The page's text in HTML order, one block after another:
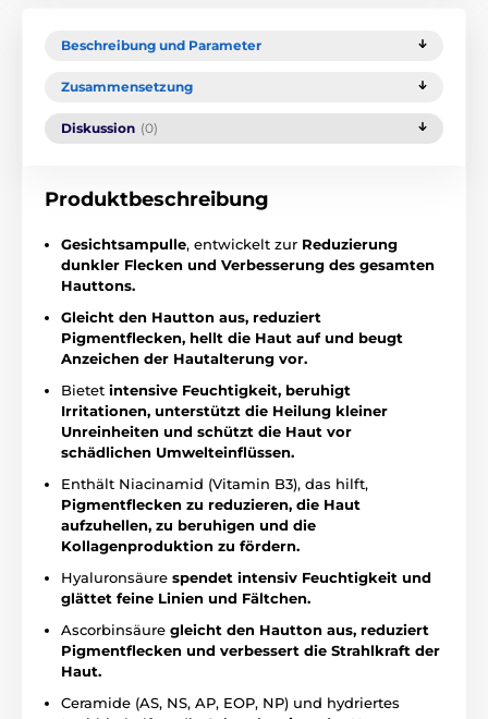
Beschreibung und Parameter
Zusammensetzung
Diskussion (0)
Produktbeschreibung
Gesichtsampulle, entwickelt zur Reduzierung
dunkler Flecken und Verbesserung des gesamten
Hauttons.
Gleicht den Hautton aus, reduziert
Pigmentflecken, hellt die Haut auf und beugt
Anzeichen der Hautalterung vor.
Bietet intensive Feuchtigkeit, beruhigt
Irritationen, unterstützt die Heilung kleiner
Unreinheiten und schützt die Haut vor
schädlichen Umwelteinflüssen.
Enthält Niacinamid (Vitamin B3), das hilft,
Pigmentflecken zu reduzieren, die Haut
aufzuhellen, zu beruhigen und die
Kollagenproduktion zu fördern.
Hyaluronsäure spendet intensiv Feuchtigkeit und
glättet feine Linien und Fältchen.
Ascorbinsäure gleicht den Hautton aus, reduziert
Pigmentflecken und verbessert die Strahlkraft der
Haut.
Ceramide (AS, NS, AP, EOP, NP) und hydriertes